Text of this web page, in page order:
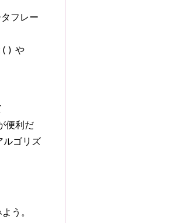
フレー
や
便利だ
ルゴリズ
う。